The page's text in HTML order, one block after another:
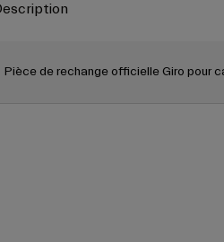
Pièce de rechange officielle Giro pour